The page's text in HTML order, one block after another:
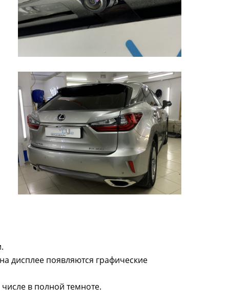
дисплее появляются графические
в полной темноте.